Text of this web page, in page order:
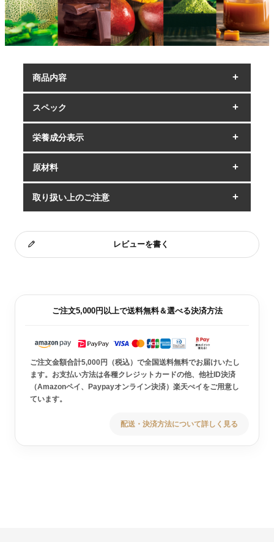
商品内容
スペック
栄養成分表示
原材料
取り扱い上のご注意
レビューを書く
ご注文5,000円以上で送料無料＆選べる決済方法
ご注文金額合計5,000円（税込）で全国送料無料でお届けいたし
ます。お支払い方法は各種クレジットカードの他、他社ID決済
（Amazonペイ、Paypayオンライン決済）楽天ぺイをご用意し
ています。
配送・決済方法について詳しく見る